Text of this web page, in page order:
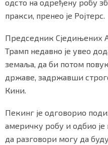
одсто на одређену робу
пракси, пренео је Ројтерс.
Председник Сједињених
Трамп недавно је увео
земаља, да би потом
државе, задржавши
Кини.
Пекинг је одговорио
америчку робу и одбио
да разговори могу да
БИЗНИС